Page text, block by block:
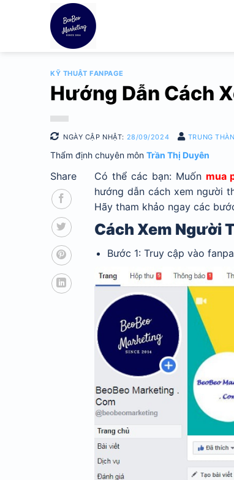
KỸ THUẬT FANPAGE
Hướng Dẫn Cách
NGÀY CẬP NHẬT: 28/09/2024 TRUNG
Thẩm định chuyên môn Trần Thị Duyên
Share Có thể các bạn: Muốn mua
hướng dẫn cách xem người
Hãy tham khảo ngay các
Cách Xem Người
Bước 1: Truy cập vào